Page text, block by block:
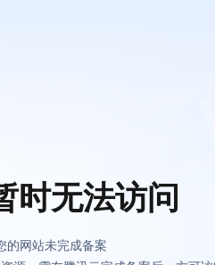
时无法访问
的网站未完成备案